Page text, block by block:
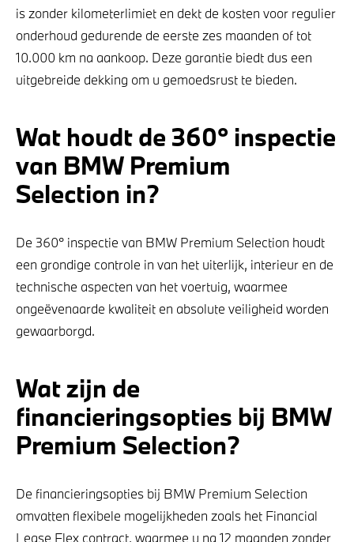
is zonder kilometerlimiet en dekt de kosten voor regulier
onderhoud gedurende de eerste zes maanden of tot
10.000 km na aankoop. Deze garantie biedt dus een
uitgebreide dekking om u gemoedsrust te bieden.
Wat houdt de 360° inspectie
van BMW Premium
Selection in?
De 360° inspectie van BMW Premium Selection houdt
een grondige controle in van het uiterlijk, interieur en de
technische aspecten van het voertuig, waarmee
ongeëvenaarde kwaliteit en absolute veiligheid worden
gewaarborgd.
Wat zijn de
financieringsopties bij BMW
Premium Selection?
De financieringsopties bij BMW Premium Selection
omvatten flexibele mogelijkheden zoals het Financial
Lease Flex contract, waarmee u na 12 maanden zonder